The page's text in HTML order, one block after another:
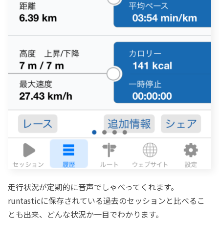
走行状況が定期的に音声でしゃべってくれます。
runtasticに保存されている過去のセッションと比べるこ
とも出来、どんな状況か一目でわかります。